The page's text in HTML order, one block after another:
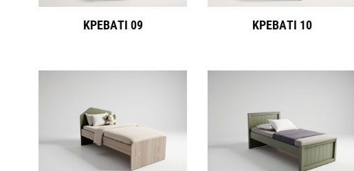
ΚΡΕΒΑΤΙ 09 ΚΡΕΒΑΤΙ 10